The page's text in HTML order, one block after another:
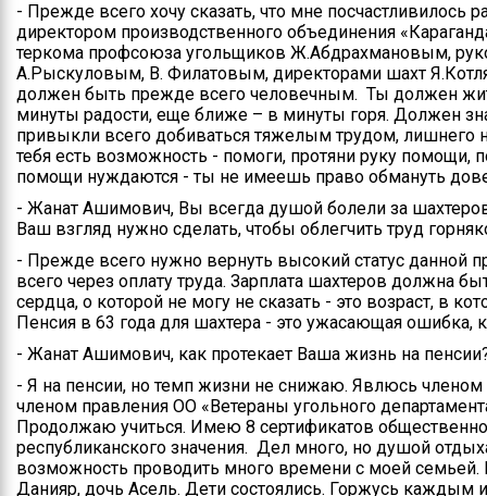
- Прежде всего хочу сказать, что мне посчастливилось
директором производственного объединения
теркома профсоюза угольщиков Ж.Абдрахмановым,
А.Рыскуловым, В. Филатовым, директорами шахт
должен быть прежде всего человечным. Ты должен
минуты радости, еще ближе – в минуты горя. Должен
привыкли всего добиваться тяжелым трудом, лишнего
тебя есть возможность - помоги, протяни руку помощи,
помощи нуждаются - ты не имеешь право обмануть
- Жанат Ашимович, Вы всегда душой болели за
Ваш взгляд нужно сделать, чтобы облегчить труд
- Прежде всего нужно вернуть высокий статус данной
всего через оплату труда. Зарплата шахтеров должна
сердца, о которой не могу не сказать - это возраст, в
Пенсия в 63 года для шахтера - это ужасающая ошибка,
- Жанат Ашимович, как протекает Ваша жизнь на
- Я на пенсии, но темп жизни не снижаю. Явлюсь членом
членом правления ОО «Ветераны угольного
Продолжаю учиться. Имею 8 сертификатов
республиканского значения. Дел много, но душой
возможность проводить много времени с моей
Данияр, дочь Асель. Дети состоялись. Горжусь каждым